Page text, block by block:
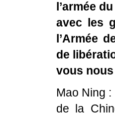
l’armée
avec les
l’Armée
de
vous
Mao Ning
de la